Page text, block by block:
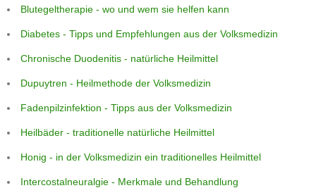
Blutegeltherapie - wo und wem sie helfen kann
Diabetes - Tipps und Empfehlungen aus der Volksmedizin
Chronische Duodenitis - natürliche Heilmittel
Dupuytren - Heilmethode der Volksmedizin
Fadenpilzinfektion - Tipps aus der Volksmedizin
Heilbäder - traditionelle natürliche Heilmittel
Honig - in der Volksmedizin ein traditionelles Heilmittel
Intercostalneuralgie - Merkmale und Behandlung